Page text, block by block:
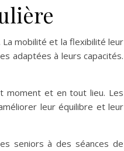
mobilité et la flexibilité leur
adaptées à leurs capacités.
moment et en tout lieu. Les
leur équilibre et leur
seniors à des séances de